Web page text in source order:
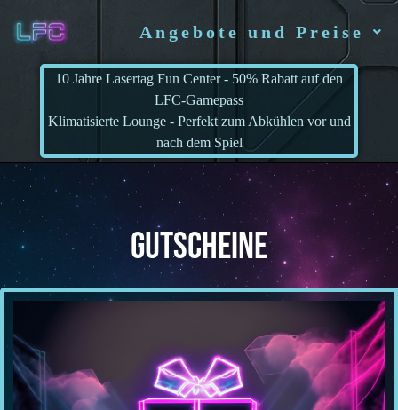
Angebote und Preise
10 Jahre Lasertag Fun Center - 50% Rabatt auf den
LFC-Gamepass
Klimatisierte Lounge - Perfekt zum Abkühlen vor und
nach dem Spiel
GUTSCHEINE